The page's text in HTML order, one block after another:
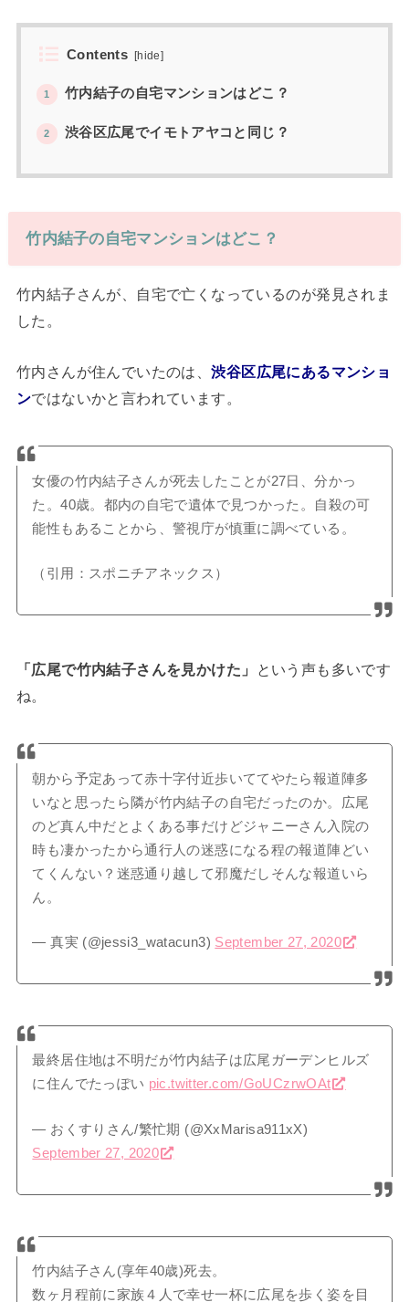
Contents [hide]
1 竹内結子の自宅マンションはどこ？
2 渋谷区広尾でイモトアヤコと同じ？
竹内結子の自宅マンションはどこ？
竹内結子さんが、自宅で亡くなっているのが発見されま
した。
竹内さんが住んでいたのは、渋谷区広尾にあるマンショ
ンではないかと言われています。
女優の竹内結子さんが死去したことが27日、分かっ
た。40歳。都内の自宅で遺体で見つかった。自殺の可
能性もあることから、警視庁が慎重に調べている。
（引用：スポニチアネックス）
「広尾で竹内結子さんを見かけた」
という声も多いです
ね。
朝から予定あって赤十字付近歩いててやたら報道陣多
いなと思ったら隣が竹内結子の自宅だったのか。広尾
のど真ん中だとよくある事だけどジャニーさん入院の
時も凄かったから通行人の迷惑になる程の報道陣どい
てくんない？迷惑通り越して邪魔だしそんな報道いら
ん。
— 真実 (@jessi3_watacun3) September 27, 2020
最終居住地は不明だが竹内結子は広尾ガーデンヒルズ
に住んでたっぽい pic.twitter.com/GoUCzrwOAt
— おくすりさん/繁忙期 (@XxMarisa911xX)
September 27, 2020
竹内結子さん(享年40歳)死去。
数ヶ月程前に家族４人で幸せ一杯に広尾を歩く姿を目